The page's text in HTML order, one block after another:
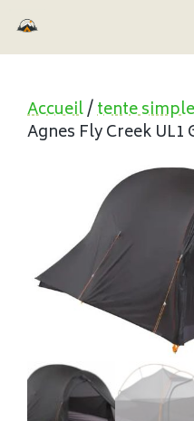
au
contenu
Accueil/tente simple
Agnes Fly Creek UL1